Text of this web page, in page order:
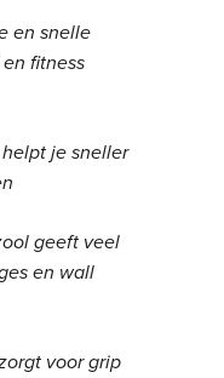
en snelle
fitness
je sneller
geeft veel
en wall
voor grip